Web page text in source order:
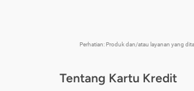
Perhatian: Produk dan/atau layanan yang
Tentang Kartu Kredit